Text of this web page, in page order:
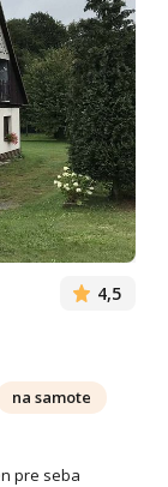
4,5
na samote
pre seba